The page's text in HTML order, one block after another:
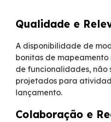
Qualidade e
A disponibilidade de
bonitas de
de funcionalidades, não
projetados para
lançamento.
Colaboração e